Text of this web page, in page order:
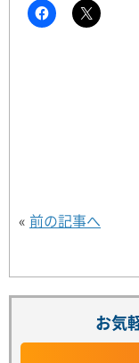
« 前の記事へ
お気